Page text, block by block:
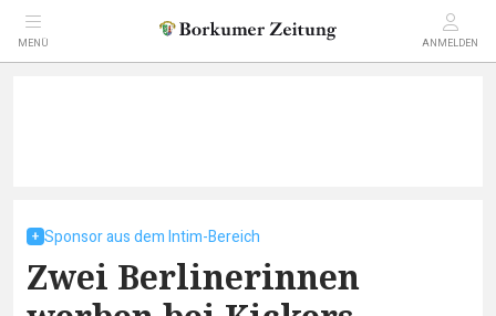
MENÜ ANMELDEN
Sponsor aus dem Intim-Bereich
Zwei Berlinerinnen